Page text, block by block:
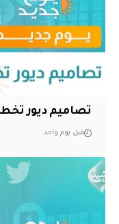
تصاميم ديور
قبل يوم واحد